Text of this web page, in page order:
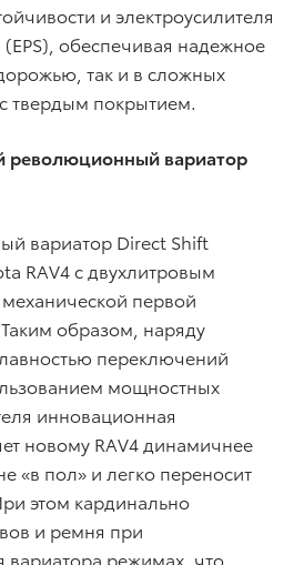
и электроусилителя
обеспечивая надежное
так и в сложных
твердым покрытием.
революционный вариатор
вариатор Direct Shift
RAV4 с двухлитровым
первой
образом, наряду
переключений
мощностных
инновационная
новому RAV4 динамичнее
«в пол» и легко переносит
этом кардинально
и ремня при
вариатора режимах, что